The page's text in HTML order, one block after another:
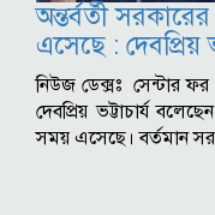
অন্তর্বর্তী
এসেছে : দেবপ্রিয়
নিউজ ডেক্সঃ সেন্টার ফর
দেবপ্রিয় ভট্টাচার্য
সময় এসেছে। বর্তমান